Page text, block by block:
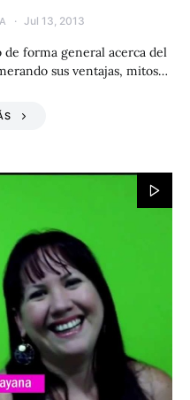
Jul 13, 2013
de forma general acerca del
sus ventajas, mitos…